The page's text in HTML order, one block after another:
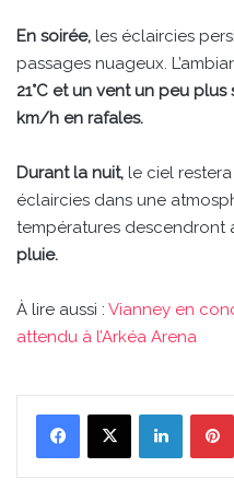
En soirée, les éclaircies
passages nuageux.
21°C et un vent un peu
km/h en rafales.
Durant la nuit, le ciel
éclaircies dans une
températures descendront
pluie.
À lire aussi : Vianney en
attendu à l’Arkéa Arena
Linkedin